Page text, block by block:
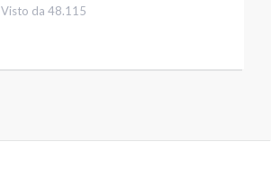
Visto da 48.115